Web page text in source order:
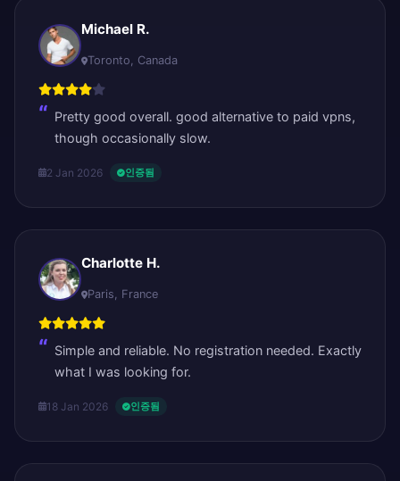
Michael R.
Toronto, Canada
Pretty good overall. good alternative to paid vpns,
though occasionally slow.
2 Jan 2026 인증됨
Charlotte H.
Paris, France
Simple and reliable. No registration needed. Exactly
what I was looking for.
18 Jan 2026 인증됨